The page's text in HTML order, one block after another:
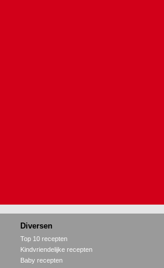
Diversen
Top 10 recepten
Kindvriendelijke recepten
Baby recepten